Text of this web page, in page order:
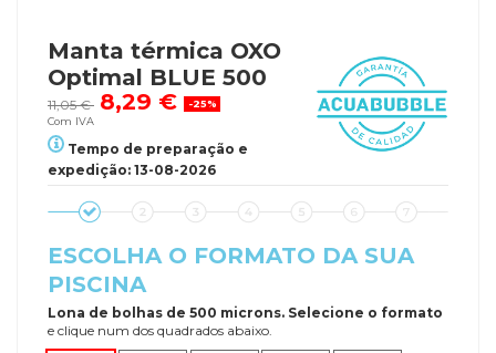
Manta térmica OXO
Optimal BLUE 500
11,05 € 8,29 €
-25%
Com IVA
Tempo de preparação e
expedição: 13-08-2026
ESCOLHA O FORMATO DA SUA
PISCINA
Lona de bolhas de 500 microns. Selecione o formato
e clique num dos quadrados abaixo.